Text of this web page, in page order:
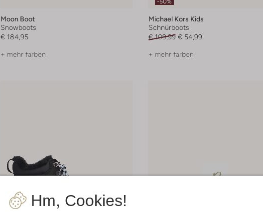
Hm, Cookies!
Moon Boot
Snowboots
€ 184,95
+ mehr farben
-50%
Michael Kors Kids
Schnürboots
€ 109,99 € 54,99
+ mehr farben